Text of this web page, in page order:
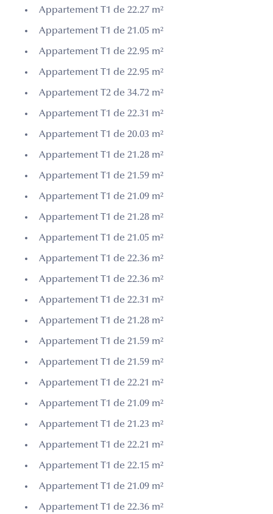
Appartement T1 de 22.27 m²
Appartement T1 de 21.05 m²
Appartement T1 de 22.95 m²
Appartement T1 de 22.95 m²
Appartement T2 de 34.72 m²
Appartement T1 de 22.31 m²
Appartement T1 de 20.03 m²
Appartement T1 de 21.28 m²
Appartement T1 de 21.59 m²
Appartement T1 de 21.09 m²
Appartement T1 de 21.28 m²
Appartement T1 de 21.05 m²
Appartement T1 de 22.36 m²
Appartement T1 de 22.36 m²
Appartement T1 de 22.31 m²
Appartement T1 de 21.28 m²
Appartement T1 de 21.59 m²
Appartement T1 de 21.59 m²
Appartement T1 de 22.21 m²
Appartement T1 de 21.09 m²
Appartement T1 de 21.23 m²
Appartement T1 de 22.21 m²
Appartement T1 de 22.15 m²
Appartement T1 de 21.09 m²
Appartement T1 de 22.36 m²